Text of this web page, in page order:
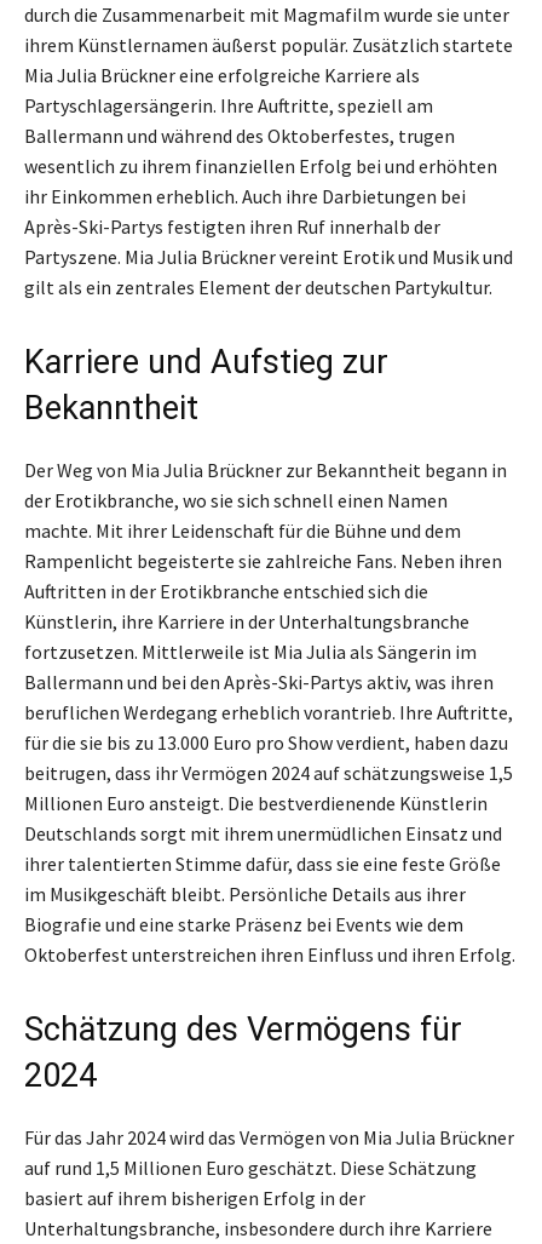
durch die Zusammenarbeit mit Magmafilm wurde sie unter
ihrem Künstlernamen äußerst populär. Zusätzlich startete
Mia Julia Brückner eine erfolgreiche Karriere als
Partyschlagersängerin. Ihre Auftritte, speziell am
Ballermann und während des Oktoberfestes, trugen
wesentlich zu ihrem finanziellen Erfolg bei und erhöhten
ihr Einkommen erheblich. Auch ihre Darbietungen bei
Après-Ski-Partys festigten ihren Ruf innerhalb der
Partyszene. Mia Julia Brückner vereint Erotik und Musik und
gilt als ein zentrales Element der deutschen Partykultur.
Karriere und Aufstieg zur
Bekanntheit
Der Weg von Mia Julia Brückner zur Bekanntheit begann in
der Erotikbranche, wo sie sich schnell einen Namen
machte. Mit ihrer Leidenschaft für die Bühne und dem
Rampenlicht begeisterte sie zahlreiche Fans. Neben ihren
Auftritten in der Erotikbranche entschied sich die
Künstlerin, ihre Karriere in der Unterhaltungsbranche
fortzusetzen. Mittlerweile ist Mia Julia als Sängerin im
Ballermann und bei den Après-Ski-Partys aktiv, was ihren
beruflichen Werdegang erheblich vorantrieb. Ihre Auftritte,
für die sie bis zu 13.000 Euro pro Show verdient, haben dazu
beitrugen, dass ihr Vermögen 2024 auf schätzungsweise 1,5
Millionen Euro ansteigt. Die bestverdienende Künstlerin
Deutschlands sorgt mit ihrem unermüdlichen Einsatz und
ihrer talentierten Stimme dafür, dass sie eine feste Größe
im Musikgeschäft bleibt. Persönliche Details aus ihrer
Biografie und eine starke Präsenz bei Events wie dem
Oktoberfest unterstreichen ihren Einfluss und ihren Erfolg.
Schätzung des Vermögens für
2024
Für das Jahr 2024 wird das Vermögen von Mia Julia Brückner
auf rund 1,5 Millionen Euro geschätzt. Diese Schätzung
basiert auf ihrem bisherigen Erfolg in der
Unterhaltungsbranche, insbesondere durch ihre Karriere